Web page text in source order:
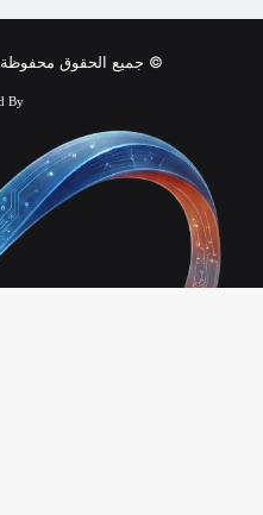
© جميع الحقوق محفوظة 2026, جريدة كلمة العرب